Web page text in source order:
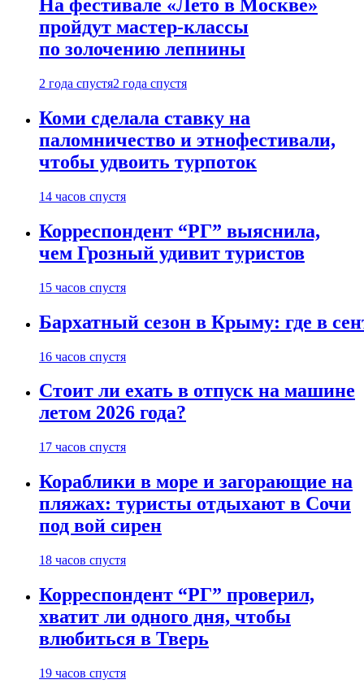
На фестивале «Лето в Москве»
пройдут мастер-классы
по золочению лепнины
2 года спустя2 года спустя
Коми сделала ставку на
паломничество и этнофестивали,
чтобы удвоить турпоток
14 часов спустя
Корреспондент “РГ” выяснила,
чем Грозный удивит туристов
15 часов спустя
Бархатный сезон в Крыму: где в
16 часов спустя
Стоит ли ехать в отпуск на машине
летом 2026 года?
17 часов спустя
Кораблики в море и загорающие на
пляжах: туристы отдыхают в Сочи
под вой сирен
18 часов спустя
Корреспондент “РГ” проверил,
хватит ли одного дня, чтобы
влюбиться в Тверь
19 часов спустя